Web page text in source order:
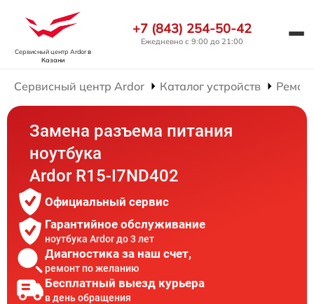
Сервисный центр Ardorв
Казани
+7 (843) 254-50-42
Ежедневно с 9:00 до 21:00
Сервисный центр Ardor Каталог устройств
Замена разъема питания
ноутбука
Ardor R15-I7ND402
Официальный сервис
Гарантийное обслуживание
ноутбука Ardor до 3 лет
Диагностика за наш счет,
ремонт по желанию
Бесплатный выезд курьера
в день обращения